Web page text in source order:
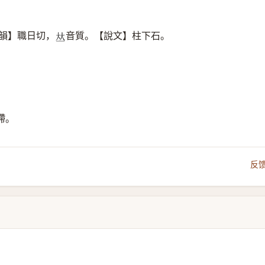
】職日切， 𠀤音質。【說文】柱下石。
反